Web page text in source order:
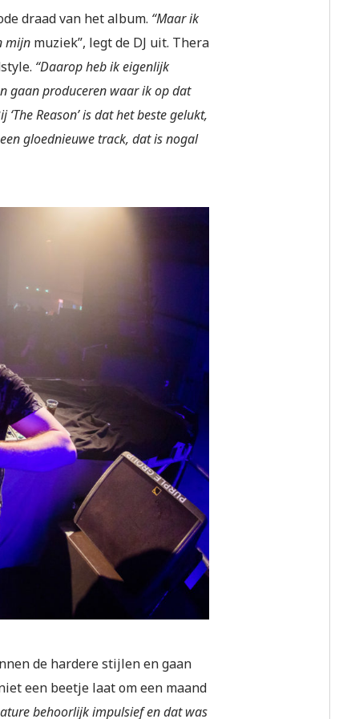
draad van het album. “Maar ik
mijnmuziek”, legt de DJ uit. Thera
“Daarop heb ik eigenlijk
gaan produceren waar ik op dat
Reason’ is dat het beste gelukt,
gloednieuwe track, dat is nogal
de hardere stijlen en gaan
een beetje laat om een maand
behoorlijk impulsief en dat was